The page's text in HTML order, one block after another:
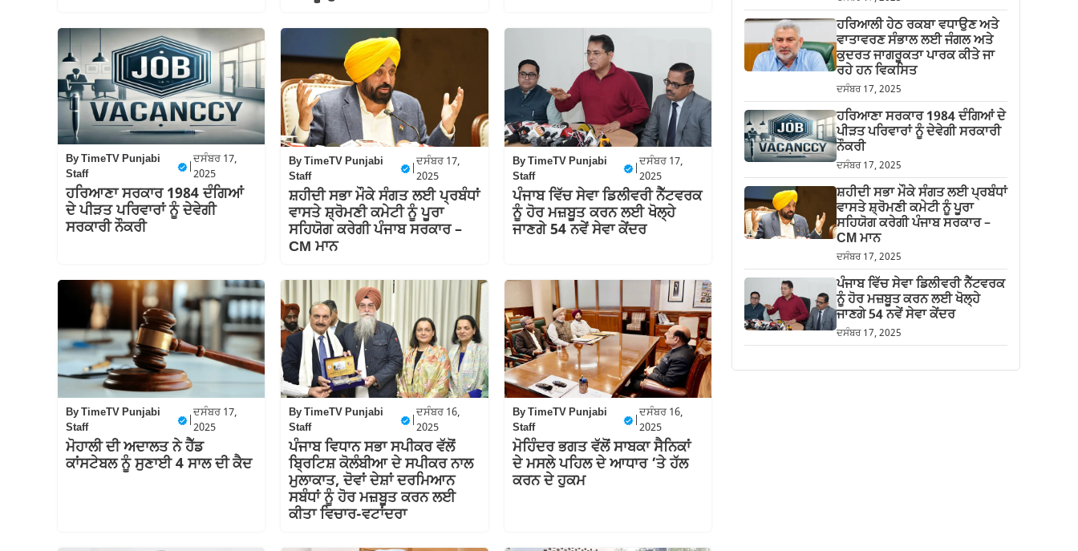
ByTimeTV Punjabi
Staff
|
ਦਸੰਬਰ 17,
2025
ਹਰਿਆਣਾ ਸਰਕਾਰ 1984 ਦੰਗਿਆਂ
ਦੇ ਪੀੜਤ ਪਰਿਵਾਰਾਂ ਨੂੰ ਦੇਵੇਗੀ
ਸਰਕਾਰੀ ਨੌਕਰੀ
ByTimeTV Punjabi
Staff
ਦਸੰਬਰ 17,
2025
ਸ਼ਹੀਦੀ ਸਭਾ ਮੌਕੇ ਸੰਗਤ ਲਈ ਪ੍ਰਬੰਧਾਂ
ਵਾਸਤੇ ਸ਼੍ਰੋਮਣੀ ਕਮੇਟੀ ਨੂੰ ਪੂਰਾ
ਸਹਿਯੋਗ ਕਰੇਗੀ ਪੰਜਾਬ ਸਰਕਾਰ –
CM ਮਾਨ
ByTimeTV Punjabi
Staff
ਦਸੰਬਰ 17,
2025
ਪੰਜਾਬ ਵਿੱਚ ਸੇਵਾ ਡਿਲੀਵਰੀ ਨੈੱਟਵਰਕ
ਨੂੰ ਹੋਰ ਮਜ਼ਬੂਤ ਕਰਨ ਲਈ ਖੋਲ੍ਹੇ
ਜਾਣਗੇ 54 ਨਵੇਂ ਸੇਵਾ ਕੇਂਦਰ
ByTimeTV Punjabi
Staff
|
ਦਸੰਬਰ 17,
2025
ਮੋਹਾਲੀ ਦੀ ਅਦਾਲਤ ਨੇ ਹੈੱਡ
ਕਾਂਸਟੇਬਲ ਨੂੰ ਸੁਣਾਈ 4 ਸਾਲ ਦੀ ਕੈਦ
ByTimeTV Punjabi
Staff
ਦਸੰਬਰ 16,
2025
ਪੰਜਾਬ ਵਿਧਾਨ ਸਭਾ ਸਪੀਕਰ ਵੱਲੋਂ
ਬ੍ਰਿਟਿਸ਼ ਕੋਲੰਬੀਆ ਦੇ ਸਪੀਕਰ ਨਾਲ
ਮੁਲਾਕਾਤ, ਦੋਵਾਂ ਦੇਸ਼ਾਂ ਦਰਮਿਆਨ
ਸਬੰਧਾਂ ਨੂੰ ਹੋਰ ਮਜ਼ਬੂਤ ਕਰਨ ਲਈ
ਕੀਤਾ ਵਿਚਾਰ-ਵਟਾਂਦਰਾ
ByTimeTV Punjabi
Staff
ਦਸੰਬਰ 16,
2025
ਮੋਹਿੰਦਰ ਭਗਤ ਵੱਲੋਂ ਸਾਬਕਾ ਸੈਨਿਕਾਂ
ਦੇ ਮਸਲੇ ਪਹਿਲ ਦੇ ਆਧਾਰ ’ਤੇ ਹੱਲ
ਕਰਨ ਦੇ ਹੁਕਮ
ਹਰਿਆਲੀ ਹੇਠ ਰਕਬਾ ਵਧਾਉਣ ਅਤੇ
ਵਾਤਾਵਰਣ ਸੰਭਾਲ ਲਈ ਜੰਗਲ ਅਤੇ
ਕੁਦਰਤ ਜਾਗਰੂਕਤਾ ਪਾਰਕ ਕੀਤੇ ਜਾ
ਰਹੇ ਹਨ ਵਿਕਸਿਤ
ਦਸੰਬਰ 17, 2025
ਹਰਿਆਣਾ ਸਰਕਾਰ 1984 ਦੰਗਿਆਂ ਦੇ
ਪੀੜਤ ਪਰਿਵਾਰਾਂ ਨੂੰ ਦੇਵੇਗੀ ਸਰਕਾਰੀ
ਨੌਕਰੀ
ਦਸੰਬਰ 17, 2025
ਸ਼ਹੀਦੀ ਸਭਾ ਮੌਕੇ ਸੰਗਤ ਲਈ ਪ੍ਰਬੰਧਾਂ
ਵਾਸਤੇ ਸ਼੍ਰੋਮਣੀ ਕਮੇਟੀ ਨੂੰ ਪੂਰਾ
ਸਹਿਯੋਗ ਕਰੇਗੀ ਪੰਜਾਬ ਸਰਕਾਰ –
CM ਮਾਨ
ਦਸੰਬਰ 17, 2025
ਪੰਜਾਬ ਵਿੱਚ ਸੇਵਾ ਡਿਲੀਵਰੀ ਨੈੱਟਵਰਕ
ਨੂੰ ਹੋਰ ਮਜ਼ਬੂਤ ਕਰਨ ਲਈ ਖੋਲ੍ਹੇ
ਜਾਣਗੇ 54 ਨਵੇਂ ਸੇਵਾ ਕੇਂਦਰ
ਦਸੰਬਰ 17, 2025